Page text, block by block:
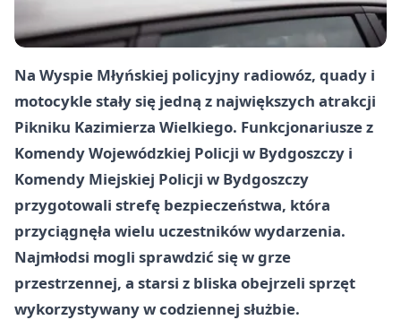
Na Wyspie Młyńskiej policyjny radiowóz, quady i
motocykle stały się jedną z największych atrakcji
Pikniku Kazimierza Wielkiego. Funkcjonariusze z
Komendy Wojewódzkiej Policji w Bydgoszczy i
Komendy Miejskiej Policji w Bydgoszczy
przygotowali strefę bezpieczeństwa, która
przyciągnęła wielu uczestników wydarzenia.
Najmłodsi mogli sprawdzić się w grze
przestrzennej, a starsi z bliska obejrzeli sprzęt
wykorzystywany w codziennej służbie.